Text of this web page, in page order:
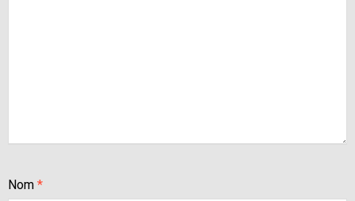
Nom *